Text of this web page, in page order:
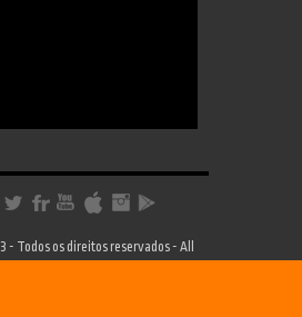
- Todos os direitos reservados - All